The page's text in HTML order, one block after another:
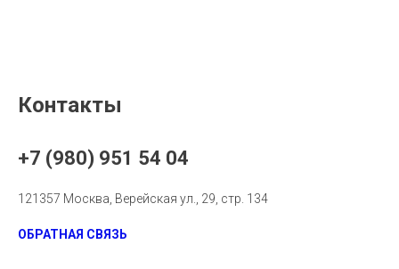
Контакты
+7 (980) 951 54 04
121357 Москва, Верейская ул., 29, стр. 134
ОБРАТНАЯ СВЯЗЬ